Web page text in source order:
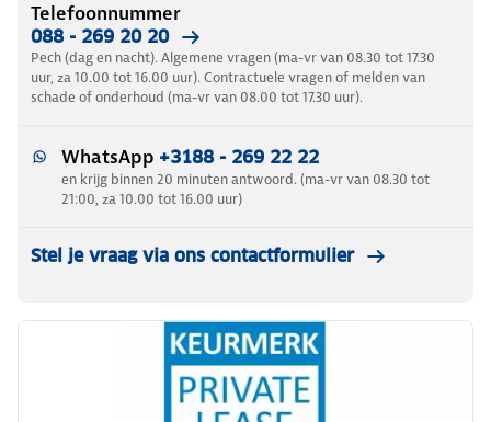
Telefoonnummer
088 - 269 20 20
Pech (dag en nacht). Algemene vragen (ma-vr van 08.30 tot 17.30
uur, za 10.00 tot 16.00 uur). Contractuele vragen of melden van
schade of onderhoud (ma-vr van 08.00 tot 17.30 uur).
WhatsApp +3188 - 269 22 22
en krijg binnen 20 minuten antwoord. (ma-vr van 08.30 tot
21:00, za 10.00 tot 16.00 uur)
Stel je vraag via ons contactformulier